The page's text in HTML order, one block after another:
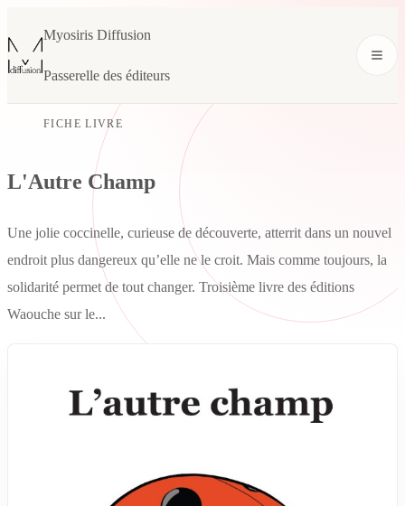
Myosiris Diffusion
Passerelle des éditeurs
FICHE LIVRE
L'Autre Champ
Une jolie coccinelle, curieuse de découverte, atterrit dans un nouvel
endroit plus dangereux qu’elle ne le croit. Mais comme toujours, la
solidarité permet de tout changer. Troisième livre des éditions
Waouche sur le...